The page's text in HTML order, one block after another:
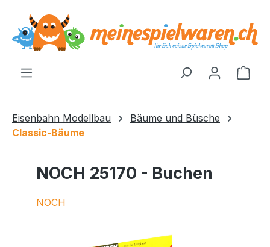
springen
Eisenbahn Modellbau
Bäume und Büsche
Classic-Bäume
NOCH 25170 - Buchen
NOCH
Bildergalerie überspringen